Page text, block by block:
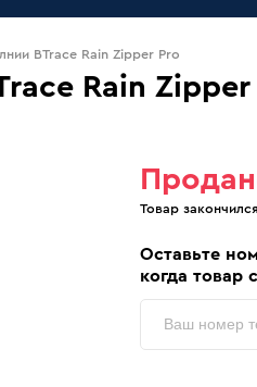
BTrace Rain Zipper Pro
Rain Zipper
Товар закончился
Оставьте
когда товар